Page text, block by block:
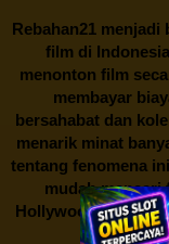
Rebahan21menjadi
film di
menonton film
membayar
bersahabat dan
menarik minat
tentang fenomena
mudah
Hollywood terbaru,
produksi